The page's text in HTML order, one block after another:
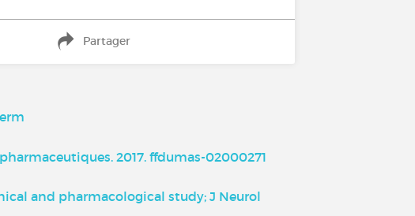
Partager
2017. ffdumas-02000271
and pharmacological study; J Neurol